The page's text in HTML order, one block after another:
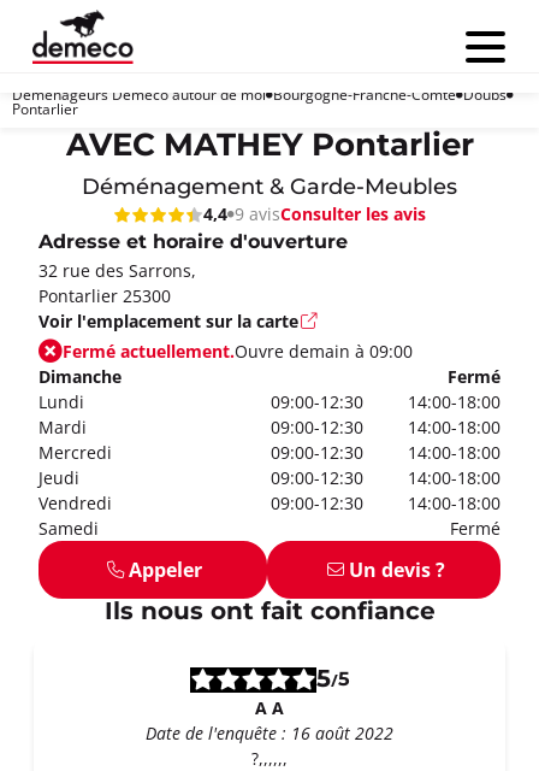
Menu
Déménageurs Demeco autour de moi Bourgogne-Franche-Comté Doubs
Pontarlier
AVEC MATHEY Pontarlier
Déménagement & Garde-Meubles
4,4 9 avisConsulter les avis
Adresse et horaire d'ouverture
32 rue des Sarrons,
Pontarlier 25300
Voir l'emplacement sur la carte
Fermé actuellement.Ouvre demain à 09:00
Dimanche
Fermé
Lundi
09:00-12:30
14:00-18:00
Mardi
09:00-12:30
14:00-18:00
Mercredi
09:00-12:30
14:00-18:00
Jeudi
09:00-12:30
14:00-18:00
Vendredi
09:00-12:30
14:00-18:00
Samedi
Fermé
Appeler Un devis ?
Ils nous ont fait confiance
5/5
A A
Date de l'enquête : 16 août 2022
?,,,,,,